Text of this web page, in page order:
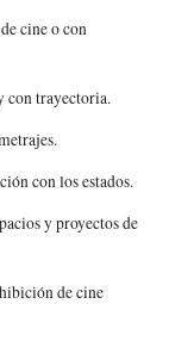
cine o con
trayectoria.
con los estados.
y proyectos de
de cine